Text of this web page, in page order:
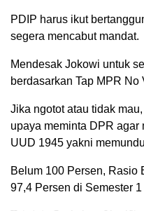
PDIP harus ikut
segera mencabut mandat.
Mendesak Jokowi untuk
berdasarkan Tap MPR No
Jika ngotot atau tidak
upaya meminta DPR
UUD 1945 yakni
Belum 100 Persen, Rasio
97,4 Persen di Semester